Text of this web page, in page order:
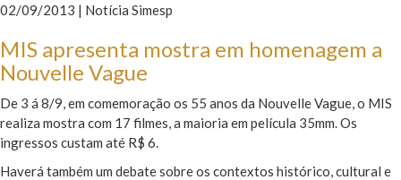
02/09/2013 | Notícia Simesp
MIS apresenta mostra em homenagem a
Nouvelle Vague
De 3 á 8/9, em comemoração os 55 anos da Nouvelle Vague, o MIS
realiza mostra com 17 filmes, a maioria em película 35mm. Os
ingressos custam até R$ 6.
Haverá também um debate sobre os contextos histórico, cultural e